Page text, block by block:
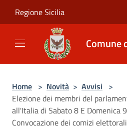
Regione Sicilia
Comune
Home > Novità > Avvisi >
Elezione dei membri del
all'Italia di Sabato 8 E Domenica
Convocazione dei comizi elettorali